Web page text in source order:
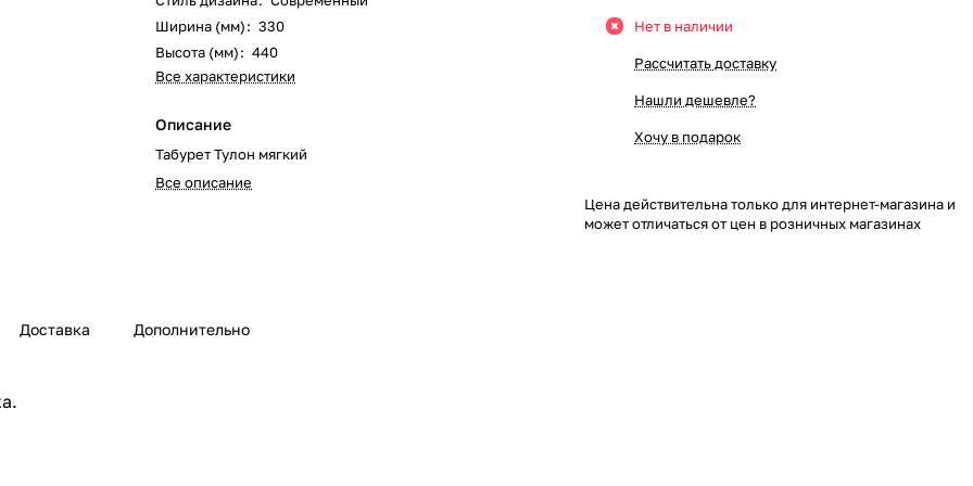
Ширина (мм): 330
Высота (мм): 440
Все характеристики
Описание
Табурет Тулон мягкий
Все описание
Нет в наличии
Рассчитать доставку
Нашли дешевле?
Хочу в подарок
Цена действительна только для интернет-магазина и
может отличаться от цен в розничных магазинах
Доставка Дополнительно